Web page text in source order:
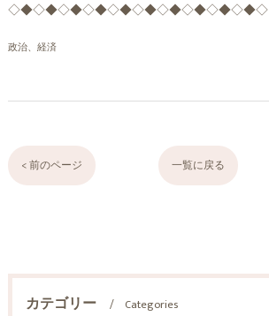
◇◆◇◆◇◆◇◆◇◆◇◆◇◆◇◆◇◆◇◆◇
政治、経済
< 前のページ 一覧に戻る
カテゴリー
Categories